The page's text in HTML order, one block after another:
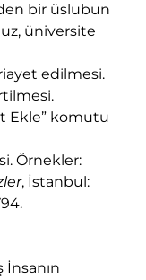
bir üslubun
üniversite
edilmesi.
Ekle” komutu
Örnekler:
, İstanbul:
İnsanın